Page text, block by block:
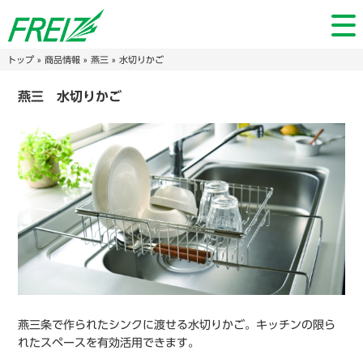
トップ» 商品情報» 燕三 » 水切りかご
燕三 水切りかご
燕三条で作られたシンクに渡せる水切りかご。キッチンの限ら
れたスペースを有効活用できます。